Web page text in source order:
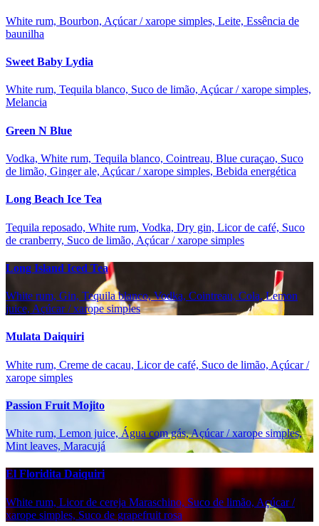
White rum, Bourbon, Açúcar / xarope simples, Leite, Essência de
baunilha
Sweet Baby Lydia
White rum, Tequila blanco, Suco de limão, Açúcar / xarope simples,
Melancia
Green N Blue
Vodka, White rum, Tequila blanco, Cointreau, Blue curaçao, Suco
de limão, Ginger ale, Açúcar / xarope simples, Bebida energética
Long Beach Ice Tea
Tequila reposado, White rum, Vodka, Dry gin, Licor de café, Suco
de cranberry, Suco de limão, Açúcar / xarope simples
Long Island Iced Tea
White rum, Gin, Tequila blanco, Vodka, Cointreau, Cola, Lemon
juice, Açúcar / xarope simples
Mulata Daiquiri
White rum, Creme de cacau, Licor de café, Suco de limão, Açúcar /
xarope simples
Passion Fruit Mojito
White rum, Lemon juice, Água com gás, Açúcar / xarope simples,
Mint leaves, Maracujá
El Floridita Daiquiri
White rum, Licor de cereja Maraschino, Suco de limão, Açúcar /
xarope simples, Suco de grapefruit rosa